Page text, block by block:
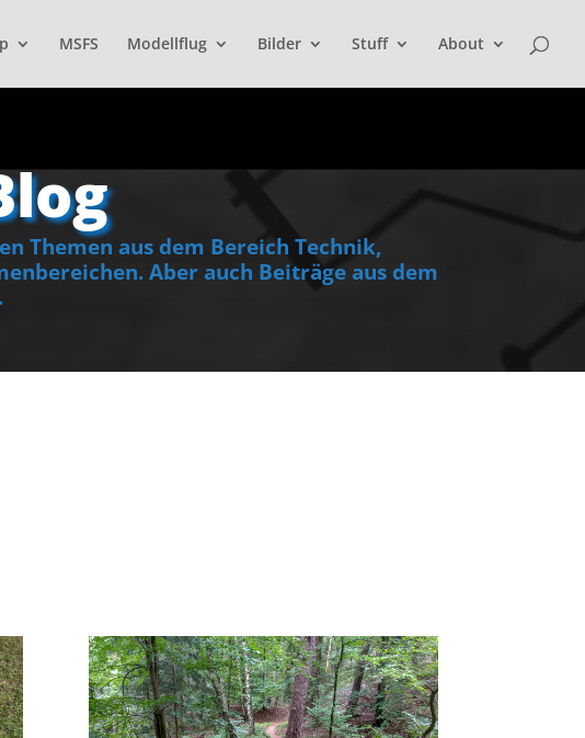
MSFS Modellflug Bilder Stuff About
Themen aus dem Bereich Technik,
Aber auch Beiträge aus dem